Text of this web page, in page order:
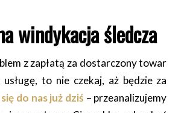
windykacja śledcza
z zapłatą za dostarczony towar
usługę, to nie czekaj, aż będzie za
do nas już dziś – przeanalizujemy